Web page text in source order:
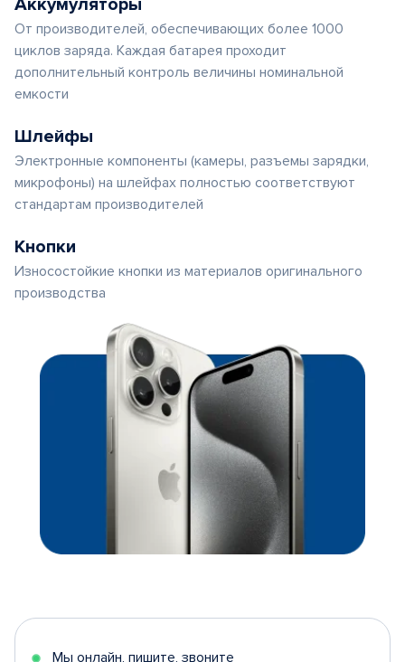
Аккумуляторы
От производителей, обеспечивающих более 1000
циклов заряда. Каждая батарея проходит
дополнительный контроль величины номинальной
емкости
Шлейфы
Электронные компоненты (камеры, разъемы зарядки,
микрофоны) на шлейфах полностью соответствуют
стандартам производителей
Кнопки
Износостойкие кнопки из материалов оригинального
производства
Мы онлайн, пишите, звоните